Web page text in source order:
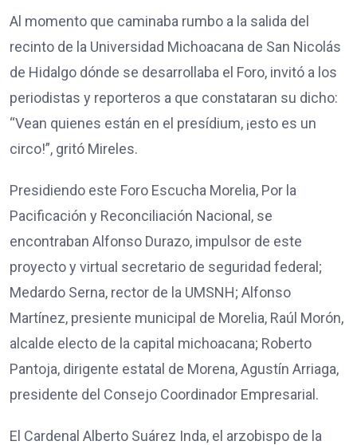
Al momento que caminaba rumbo a la salida del
recinto de la Universidad Michoacana de San Nicolás
de Hidalgo dónde se desarrollaba el Foro, invitó a los
periodistas y reporteros a que constataran su dicho:
“Vean quienes están en el presídium, ¡esto es un
circo!”, gritó Mireles.
Presidiendo este Foro Escucha Morelia, Por la
Pacificación y Reconciliación Nacional, se
encontraban Alfonso Durazo, impulsor de este
proyecto y virtual secretario de seguridad federal;
Medardo Serna, rector de la UMSNH; Alfonso
Martínez, presiente municipal de Morelia, Raúl Morón,
alcalde electo de la capital michoacana; Roberto
Pantoja, dirigente estatal de Morena, Agustín Arriaga,
presidente del Consejo Coordinador Empresarial.
El Cardenal Alberto Suárez Inda, el arzobispo de la